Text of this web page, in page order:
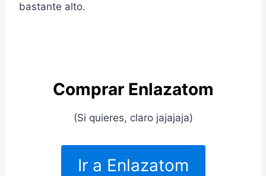
bastante alto.
Comprar Enlazatom
(Si quieres, claro jajajaja)
Ir a Enlazatom